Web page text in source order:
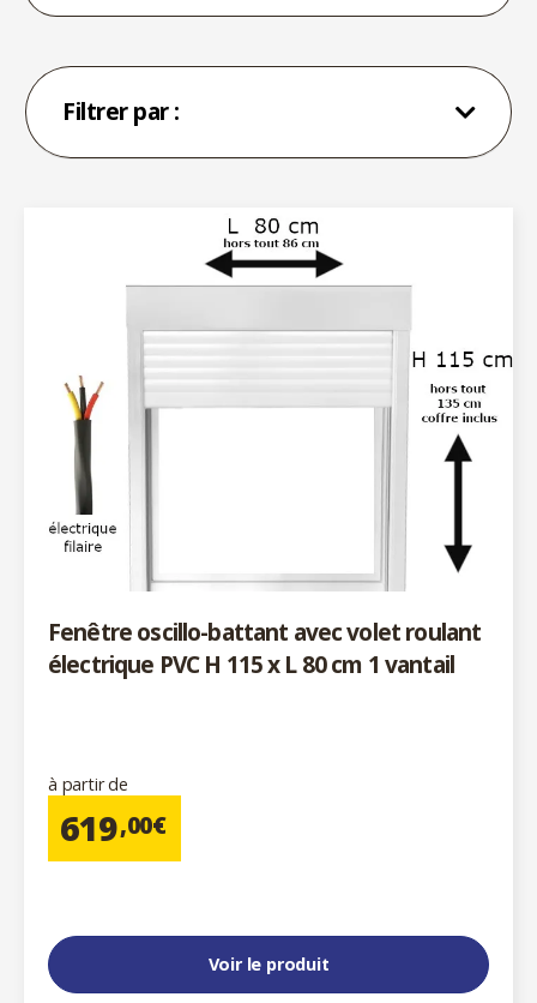
Filtrer par :
Fenêtre oscillo-battant avec volet roulant
électrique PVC H 115 x L 80 cm 1 vantail
à partir de
619,00€
Voir le produit